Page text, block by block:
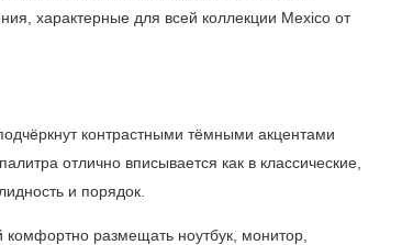
характерные для всей коллекции Mexico от
контрастными тёмными акцентами
отлично вписывается как в классические,
и порядок.
размещать ноутбук, монитор,